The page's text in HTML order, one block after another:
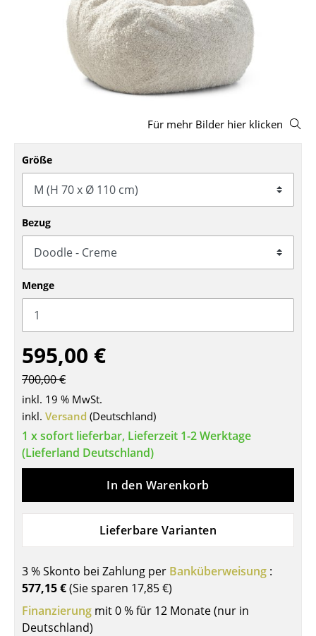
Hocker
Bänke & Liegen
Schaukelstühle
Bürodrehstühle
Bürosessel
Einzelteile
... alle Sitzmöbel
Tische
Esstische
Beistelltische
Couchtische
Schreibtische
Konferenztische
Stehtische & Stehpulte
Gartentische
Servierwagen
Für mehr Bilder hier klicken
Größe
Bezug
Menge
595,00 €
700,00 €
inkl. 19 % MwSt.
inkl. Versand (Deutschland)
1 x sofort lieferbar, Lieferzeit 1-2 Werktage
(Lieferland Deutschland)
In den Warenkorb
Lieferbare Varianten
3 % Skonto bei Zahlung per Banküberweisung :
577,15 €(Sie sparen 17,85 €)
Finanzierung mit 0 % für 12 Monate (nur in
Deutschland)